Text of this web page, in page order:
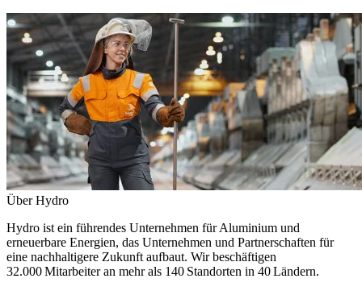
Über Hydro
Hydro ist ein führendes Unternehmen für Aluminium und
erneuerbare Energien, das Unternehmen und Partnerschaften für
eine nachhaltigere Zukunft aufbaut. Wir beschäftigen
32.000 Mitarbeiter an mehr als 140 Standorten in 40 Ländern.